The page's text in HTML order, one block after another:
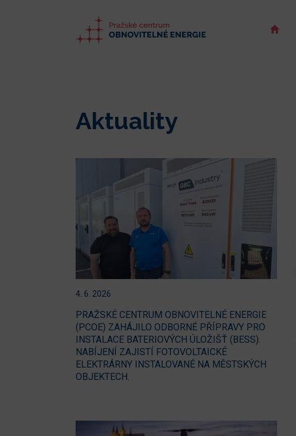
Aktuality
4. 6. 2026
PRAŽSKÉ CENTRUM OBNOVITELNÉ ENERGIE
(PCOE) ZAHÁJILO ODBORNÉ PŘÍPRAVY PRO
INSTALACE BATERIOVÝCH ÚLOŽIŠŤ (BESS).
NABÍJENÍ ZAJISTÍ FOTOVOLTAICKÉ
ELEKTRÁRNY INSTALOVANÉ NA MĚSTSKÝCH
OBJEKTECH.